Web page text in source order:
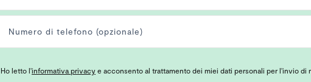
Ho letto l'informativa privacy e acconsento al trattamento dei miei dati personali per l'invio di